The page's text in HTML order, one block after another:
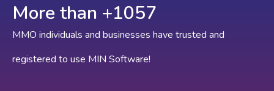
MMO individuals and businesses have trusted and
registered to use MIN Software!
More than +1078